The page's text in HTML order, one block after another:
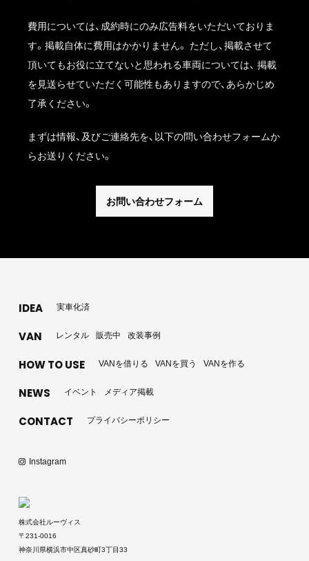
費用については、成約時にのみ広告料をいただいておりま
す。掲載自体に費用はかかりません。 ただし、掲載させて
頂いてもお役に立てないと思われる車両については、 掲載
を見送らせていただく可能性もありますので、あらかじめ
了承ください。
まずは情報、及びご連絡先を、以下の問い合わせフォームか
らお送りください。
お問い合わせフォーム
IDEA 実車化済
VAN レンタル 販売中 改装事例
HOW TO USE VANを借りる VANを買う VANを作る
NEWS イベント メディア掲載
CONTACT プライバシーポリシー
Instagram
株式会社ルーヴィス
〒231-0016
神奈川県横浜市中区真砂町3丁目33